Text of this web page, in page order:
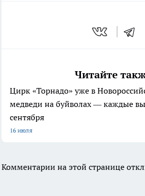
Читайте
Цирк «Торнадо» уже в
медведи на буйволах — каждые
сентября
16 июля
Комментарии на этой странице